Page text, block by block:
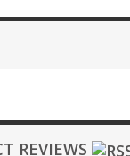
REVIEWS